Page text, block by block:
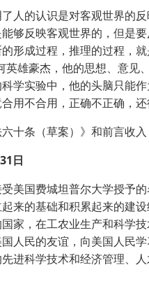
的认识是对客观世界的反
够反映客观世界的，但是
形成过程，推理的过程，
英雄豪杰，他的思想、意
学实验中，他的头脑只能
用不合用，正确不正确，还
条（草案）》和前言收入
日
国费城坦普尔大学授予的
来的基础和积累起来的建
家，在工农业生产和科学
人民的友谊，向美国人民
进科学技术和经济管理、